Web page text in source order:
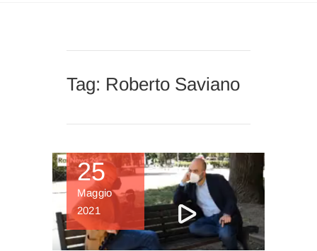
Tag: Roberto Saviano
25
Maggio
2021